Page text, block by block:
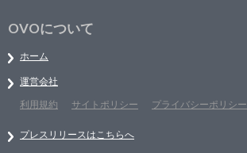
OVOについて
ホーム
運営会社
利用規約
サイトポリシー プライバシーポリシー
プレスリリースはこちらへ